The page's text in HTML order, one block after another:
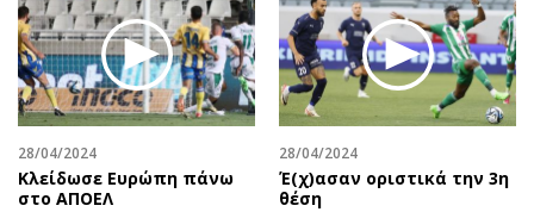
28/04/2024
Κλείδωσε Ευρώπη πάνω
στο ΑΠΟΕΛ
28/04/2024
Έ(χ)ασαν οριστικά την 3η
θέση